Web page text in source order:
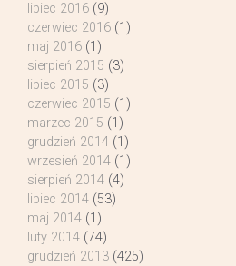
lipiec 2016 (9)
czerwiec 2016 (1)
maj 2016 (1)
sierpień 2015 (3)
lipiec 2015 (3)
czerwiec 2015 (1)
marzec 2015 (1)
grudzień 2014 (1)
wrzesień 2014 (1)
sierpień 2014 (4)
lipiec 2014 (53)
maj 2014 (1)
luty 2014 (74)
grudzień 2013 (425)